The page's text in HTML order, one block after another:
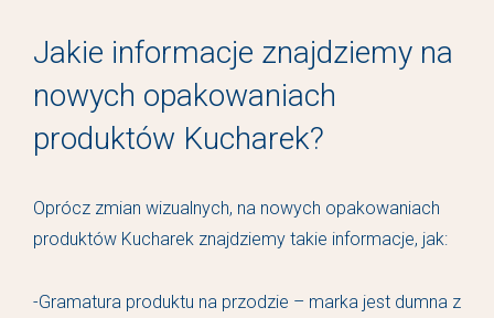
Jakie informacje znajdziemy na
nowych opakowaniach
produktów Kucharek?
Oprócz zmian wizualnych, na nowych opakowaniach
produktów Kucharek znajdziemy takie informacje, jak:
-Gramatura produktu na przodzie – marka jest dumna z